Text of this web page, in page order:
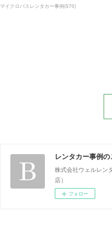
マイクロバスレンタカー事例(570)
レンタカー事例
株式会社ウェルレン
店）
フォロー